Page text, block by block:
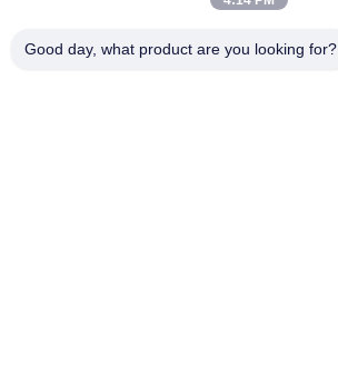
त्वरित संपर्क
Good day, what product are you looking for?